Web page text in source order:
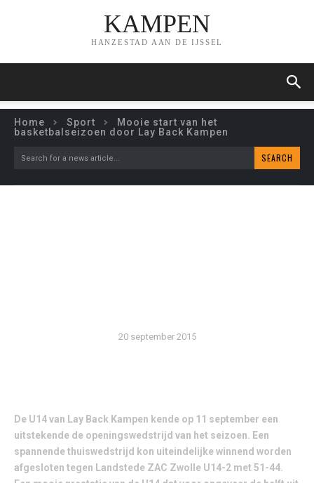
KAMPEN
HANZESTAD AAN DE IJSSEL
Home Sport
Mooie start van het
basketbalseizoen door Lay Back Kampen
Search for a news article... SEARCH
20 september 2015
De U14 van Lay Back Kampen kende op 11 september een
uitstekende de openingswedstrijd van het seizoen. Een
spannende thuiswedstrijd kon uiteindelijke winnend worden
afgesloten tegen Landstede ZAC Zwolle U14-2 met 51-44.